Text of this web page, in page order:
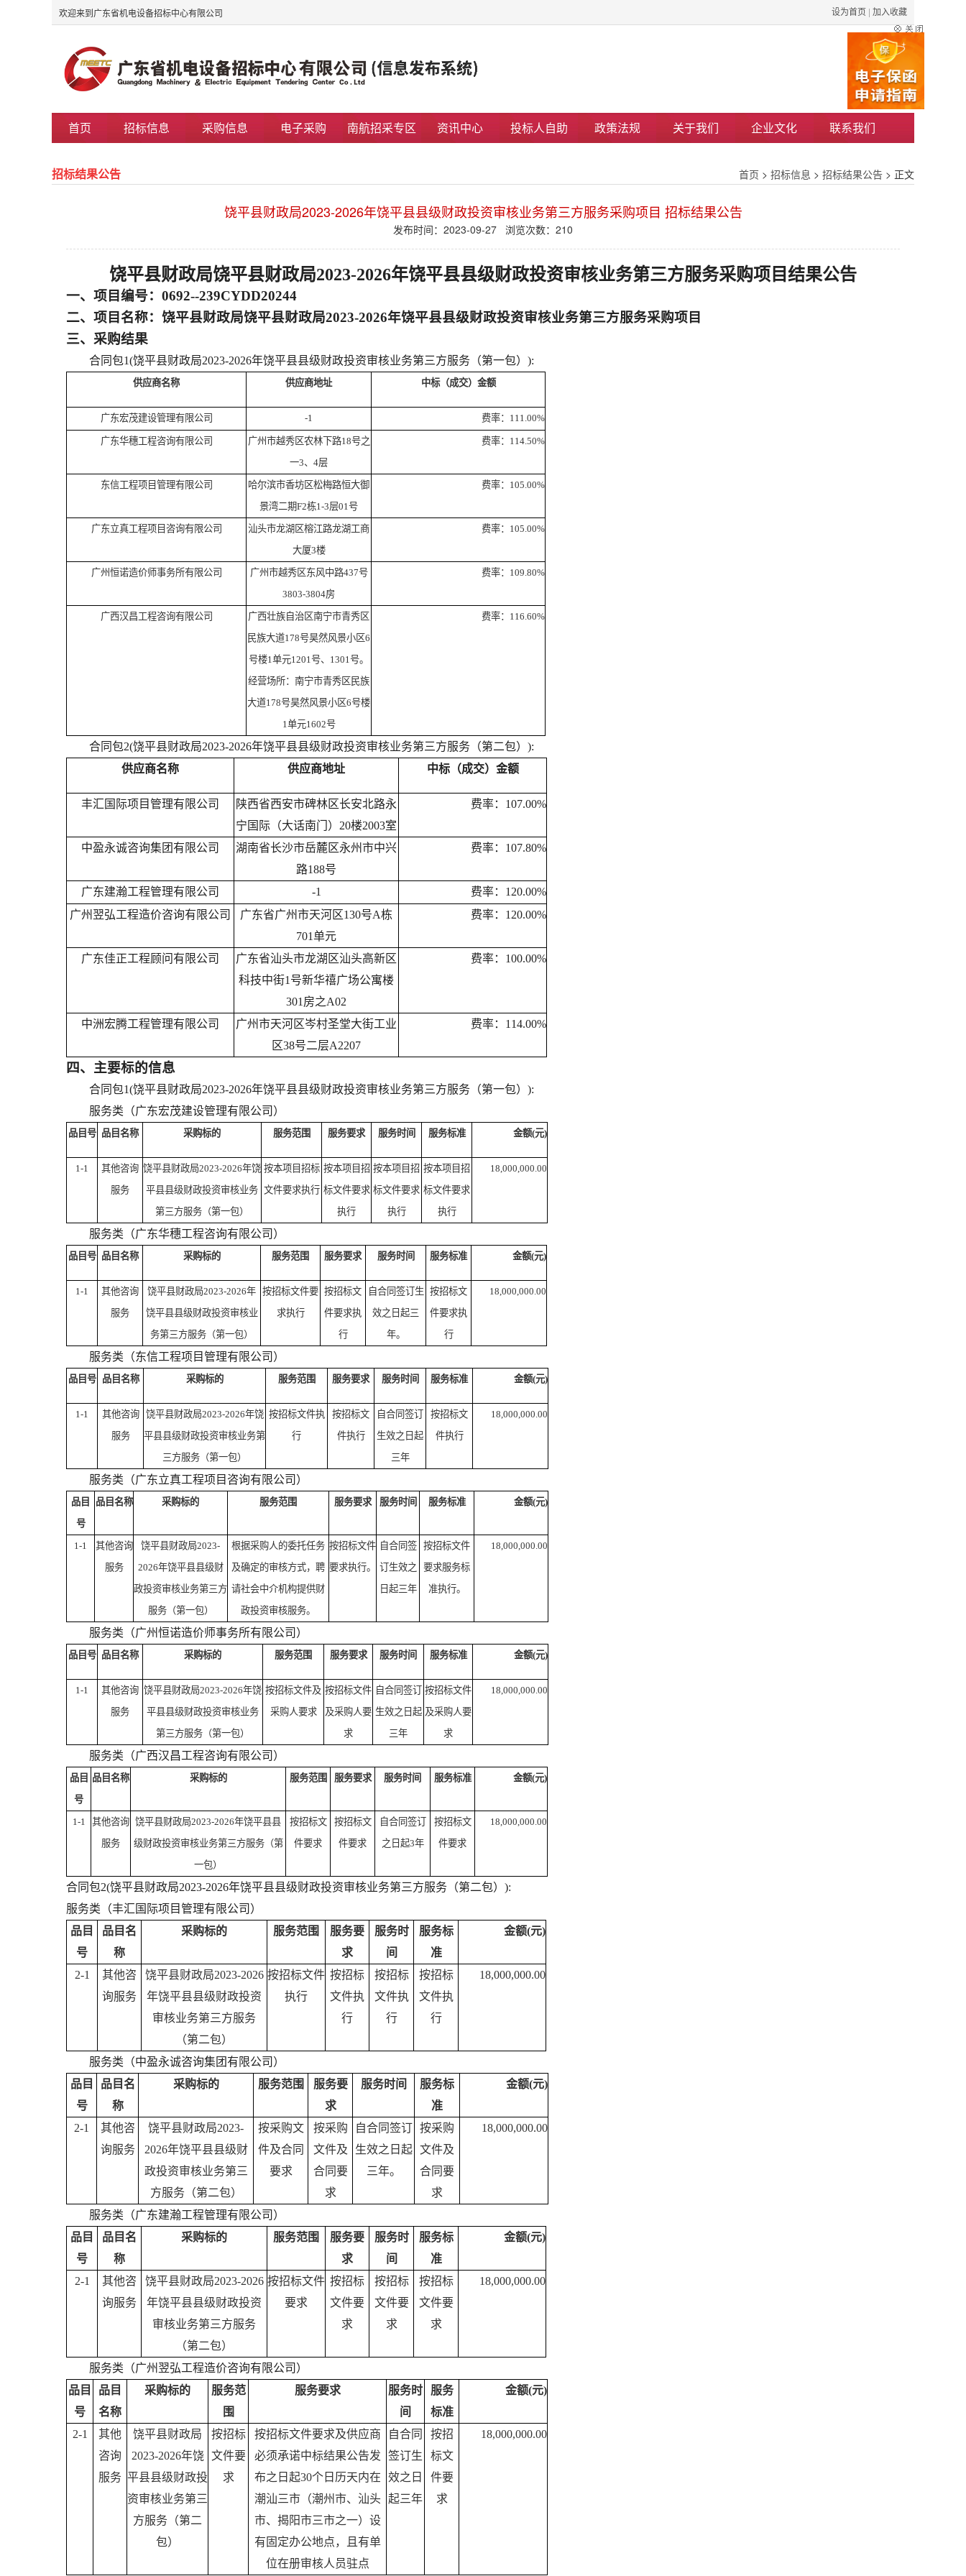
设为首页 | 加入收藏
欢迎来到广东省机电设备招标中心有限公司
首页 招标信息 采购信息 电子采购 南航招采专区 资讯中心 投标人自助 政策法规 关于我们 企业文化 联系我们
招标结果公告 首页 > 招标信息 > 招标结果公告 > 正文
饶平县财政局2023-2026年饶平县县级财政投资审核业务第三方服务采购项目 招标结果公告
发布时间：2023-09-27 浏览次数： 210
饶平县财政局饶平县财政局2023-2026年饶平县县级财政投资审核业务第三方服务采购项目结果公告
一、项目编号：0692--239CYDD20244
二、项目名称：饶平县财政局饶平县财政局2023-2026年饶平县县级财政投资审核业务第三方服务采购项目
三、采购结果
合同包1(饶平县财政局2023-2026年饶平县县级财政投资审核业务第三方服务（第一包）):
供应商名称 供应商地址 中标（成交）金额
广东宏茂建设管理有限公司 -1 费率：111.00%
广东华穗工程咨询有限公司
广州市越秀区农林下路18号之
一3、4层
费率：114.50%
东信工程项目管理有限公司
哈尔滨市香坊区松梅路恒大御
景湾二期F2栋1-3层01号
费率：105.00%
广东立真工程项目咨询有限公司
汕头市龙湖区榕江路龙湖工商
大厦3楼
费率：105.00%
广州恒诺造价师事务所有限公司
广州市越秀区东风中路437号
3803-3804房
费率：109.80%
广西汉昌工程咨询有限公司
广西壮族自治区南宁市青秀区
民族大道178号昊然风景小区6
号楼1单元1201号、1301号。
经营场所：南宁市青秀区民族
大道178号昊然风景小区6号楼
1单元1602号
费率：116.60%
合同包2(饶平县财政局2023-2026年饶平县县级财政投资审核业务第三方服务（第二包）):
供应商名称
供应商地址 中标（成交）金额
丰汇国际项目管理有限公司
陕西省西安市碑林区长安北路永
宁国际（大话南门）20楼2003室
费率：107.00%
中盈永诚咨询集团有限公司
湖南省长沙市岳麓区永州市中兴
路188号
费率：107.80%
广东建瀚工程管理有限公司 -1
费率：120.00%
广州翌弘工程造价咨询有限公司
广东省广州市天河区130号A栋
701单元
费率：120.00%
广东佳正工程顾问有限公司
广东省汕头市龙湖区汕头高新区
科技中街1号新华禧广场公寓楼
301房之A02
费率：100.00%
中洲宏腾工程管理有限公司
广州市天河区岑村圣堂大街工业
区38号二层A2207
费率：114.00%
四、主要标的信息
合同包1(饶平县财政局2023-2026年饶平县县级财政投资审核业务第三方服务（第一包）):
服务类（广东宏茂建设管理有限公司）
品目号 品目名称 采购标的 服务范围 服务要求 服务时间 服务标准 金额(元)
1-1
其他咨询
服务
饶平县财政局2023-2026年饶
平县县级财政投资审核业务
第三方服务（第一包）
按本项目招标
文件要求执行
按本项目招
标文件要求
执行
按本项目招
标文件要求
执行
按本项目招
标文件要求
执行
18,000,000.00
服务类（广东华穗工程咨询有限公司）
品目号 品目名称 采购标的 服务范围 服务要求 服务时间 服务标准 金额(元)
1-1
其他咨询
服务
饶平县财政局2023-2026年
饶平县县级财政投资审核业
务第三方服务（第一包）
按招标文件要
求执行
按招标文
件要求执
行
自合同签订生
效之日起三
年。
按招标文
件要求执
行
18,000,000.00
服务类（东信工程项目管理有限公司）
品目号 品目名称 采购标的 服务范围 服务要求 服务时间 服务标准 金额(元)
1-1
其他咨询
服务
饶平县财政局2023-2026年饶
平县县级财政投资审核业务第
三方服务（第一包）
按招标文件执
行
按招标文
件执行
自合同签订
生效之日起
三年
按招标文
件执行
18,000,000.00
服务类（广东立真工程项目咨询有限公司）
品目
号
品目名称 采购标的 服务范围 服务要求 服务时间 服务标准 金额(元)
1-1
其他咨询
服务
饶平县财政局2023-
2026年饶平县县级财
政投资审核业务第三方
服务（第一包）
根据采购人的委托任务
及确定的审核方式，聘
请社会中介机构提供财
政投资审核服务。
按招标文件
要求执行。
自合同签
订生效之
日起三年
按招标文件
要求服务标
准执行。
18,000,000.00
服务类（广州恒诺造价师事务所有限公司）
品目号 品目名称 采购标的 服务范围 服务要求 服务时间 服务标准 金额(元)
1-1
其他咨询
服务
饶平县财政局2023-2026年饶
平县县级财政投资审核业务
第三方服务（第一包）
按招标文件及
采购人要求
按招标文件
及采购人要
求
自合同签订
生效之日起
三年
按招标文件
及采购人要
求
18,000,000.00
服务类（广西汉昌工程咨询有限公司）
品目
号
品目名称 采购标的 服务范围 服务要求 服务时间 服务标准 金额(元)
1-1
其他咨询
服务
饶平县财政局2023-2026年饶平县县
级财政投资审核业务第三方服务（第
一包）
按招标文
件要求
按招标文
件要求
自合同签订
之日起3年
按招标文
件要求
18,000,000.00
合同包2(饶平县财政局2023-2026年饶平县县级财政投资审核业务第三方服务（第二包）):
服务类（丰汇国际项目管理有限公司）
品目
号
品目名
称
采购标的 服务范围
服务要
求
服务时
间
服务标
准
金额(元)
2-1
其他咨
询服务
饶平县财政局2023-2026
年饶平县县级财政投资
审核业务第三方服务
（第二包）
按招标文件
执行
按招标
文件执
行
按招标
文件执
行
按招标
文件执
行
18,000,000.00
服务类（中盈永诚咨询集团有限公司）
品目
号
品目名
称
采购标的 服务范围
服务要
求
服务时间
服务标
准
金额(元)
2-1
其他咨
询服务
饶平县财政局2023-
2026年饶平县县级财
政投资审核业务第三
方服务（第二包）
按采购文
件及合同
要求
按采购
文件及
合同要
求
自合同签订
生效之日起
三年。
按采购
文件及
合同要
求
18,000,000.00
服务类（广东建瀚工程管理有限公司）
品目
号
品目名
称
采购标的 服务范围
服务要
求
服务时
间
服务标
准
金额(元)
2-1
其他咨
询服务
饶平县财政局2023-2026
年饶平县县级财政投资
审核业务第三方服务
（第二包）
按招标文件
要求
按招标
文件要
求
按招标
文件要
求
按招标
文件要
求
18,000,000.00
服务类（广州翌弘工程造价咨询有限公司）
品目
号
品目
名称
采购标的
服务范
围
服务要求
服务时
间
服务
标准
金额(元)
2-1
其他
咨询
服务
饶平县财政局
2023-2026年饶
平县县级财政投
资审核业务第三
方服务（第二
包）
按招标
文件要
求
按招标文件要求及供应商
必须承诺中标结果公告发
布之日起30个日历天内在
潮汕三市（潮州市、汕头
市、揭阳市三市之一）设
有固定办公地点，且有单
位在册审核人员驻点
自合同
签订生
效之日
起三年
按招
标文
件要
求
18,000,000.00